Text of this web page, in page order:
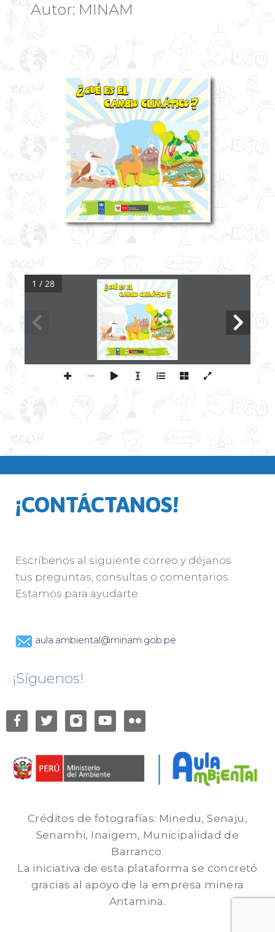
Autor: MINAM
1 / 28
¡CONTÁCTANOS!
Escríbenos al siguiente correo y déjanos
tus preguntas, consultas o comentarios.
Estamos para ayudarte.
aula.ambiental@minam.gob.pe
¡Síguenos!
Créditos de fotografías: Minedu, Senaju,
Senamhi, Inaigem, Municipalidad de
Barranco.
La iniciativa de esta plataforma se concretó
gracias al apoyo de la empresa minera
Antamina.